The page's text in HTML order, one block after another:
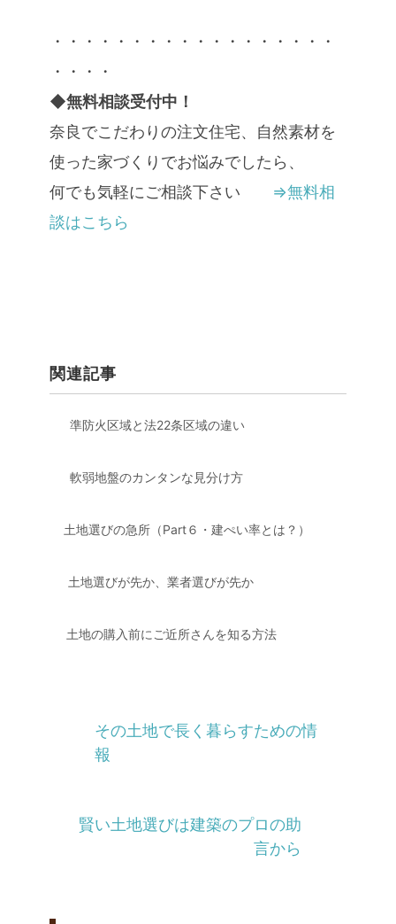
・・・・・・・・・・・・・・・・・・
・・・・
◆無料相談受付中！
奈良でこだわりの注文住宅、自然素材を
使った家づくりでお悩みでしたら、
何でも気軽にご相談下さい ⇒無料相
談はこちら
関連記事
準防火区域と法22条区域の違い
軟弱地盤のカンタンな見分け方
土地選びの急所（Part６・建ぺい率とは？）
土地選びが先か、業者選びが先か
土地の購入前にご近所さんを知る方法
その土地で長く暮らすための情
報
賢い土地選びは建築のプロの助
言から